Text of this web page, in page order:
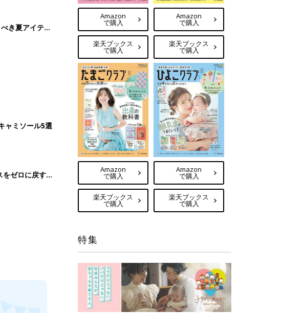
Amazon
で購入
楽天ブックス
で購入
Amazon
で購入
楽天ブックス
で購入
Amazon
で購入
楽天ブックス
で購入
Amazon
で購入
楽天ブックス
で購入
特集